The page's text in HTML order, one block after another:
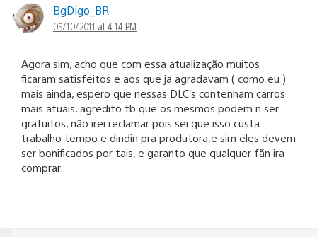
BgDigo_BR
05/10/2011 at 4:14 PM
Agora sim, acho que com essa atualização muitos
ficaram satisfeitos e aos que ja agradavam ( como eu )
mais ainda, espero que nessas DLC’s contenham carros
mais atuais, agredito tb que os mesmos podem n ser
gratuitos, não irei reclamar pois sei que isso custa
trabalho tempo e dindin pra produtora,e sim eles devem
ser bonificados por tais, e garanto que qualquer fãn ira
comprar.